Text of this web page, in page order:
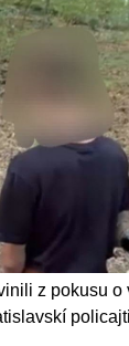
z pokusu o
policajti